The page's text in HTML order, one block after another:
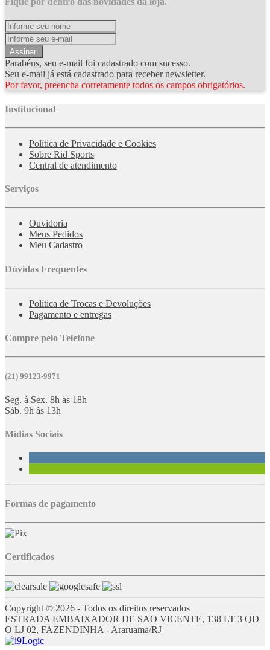
Assinar
Parabéns, seu e-mail foi cadastrado com sucesso.
Seu e-mail já está cadastrado para receber newsletter.
Por favor, preencha corretamente todos os campos obrigatórios.
Institucional
Política de Privacidade e Cookies
Sobre Rid Sports
Central de atendimento
Serviços
Ouvidoria
Meus Pedidos
Meu Cadastro
Dúvidas Frequentes
Política de Trocas e Devoluções
Pagamento e entregas
Compre pelo Telefone
(21) 99123-9971
Seg. à Sex. 8h às 18h
Sáb. 9h às 13h
Mídias Sociais
Formas de pagamento
Certificados
Copyright © 2026 - Todos os direitos reservados
ESTRADA EMBAIXADOR DE SAO VICENTE, 138 LT 3 QD
O LJ 02, FAZENDINHA - Araruama/RJ